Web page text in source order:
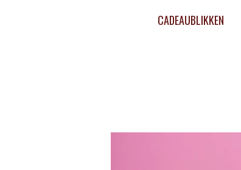
CADEAUBLIKKEN